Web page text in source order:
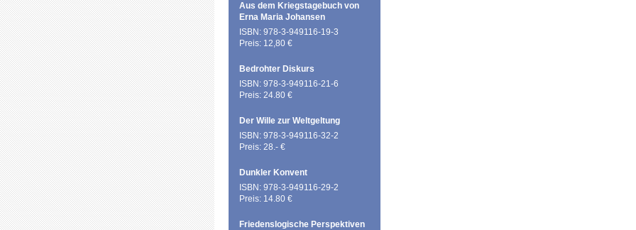
Aus dem Kriegstagebuch von
Erna Maria Johansen
ISBN: 978-3-949116-19-3
Preis: 12,80 €
Bedrohter Diskurs
ISBN: 978-3-949116-21-6
Preis: 24.80 €
Der Wille zur Weltgeltung
ISBN: 978-3-949116-32-2
Preis: 28.- €
Dunkler Konvent
ISBN: 978-3-949116-29-2
Preis: 14.80 €
Friedenslogische Perspektiven